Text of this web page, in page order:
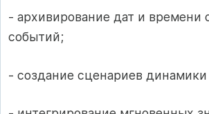
- архивирование дат и времени
событий;
- создание сценариев динамики